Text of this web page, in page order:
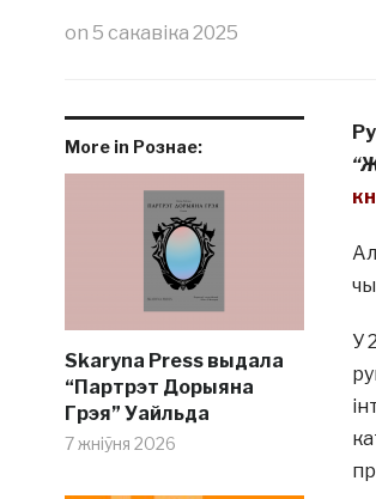
on 5 сакавіка 2025
More in Рознае:
Skaryna Press выдала
“Партрэт Дорыяна
Грэя” Уайльда
7 жніўня 2026
У